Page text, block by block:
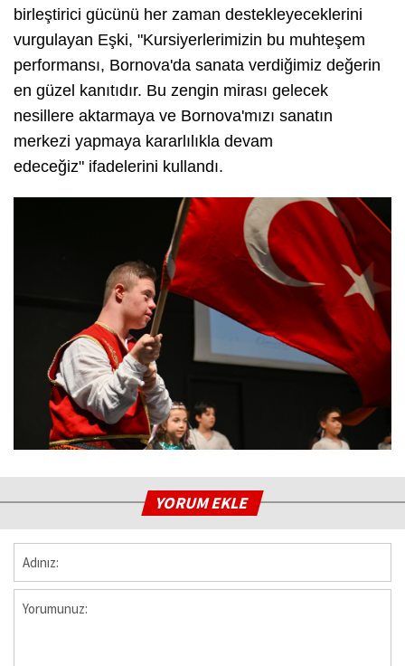
birleştirici gücünü her zaman destekleyeceklerini
vurgulayan Eşki, "Kursiyerlerimizin bu muhteşem
performansı, Bornova'da sanata verdiğimiz değerin
en güzel kanıtıdır. Bu zengin mirası gelecek
nesillere aktarmaya ve Bornova'mızı sanatın
merkezi yapmaya kararlılıkla devam
edeceğiz" ifadelerini kullandı.
YORUM EKLE